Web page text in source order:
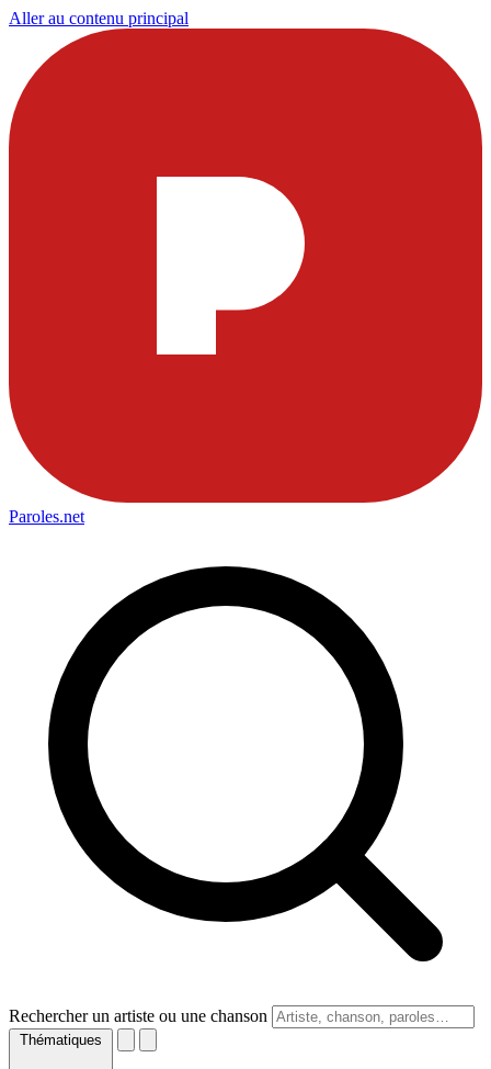
Aller au contenu principal
Paroles.net
Rechercher un artiste ou une chanson
Thématiques